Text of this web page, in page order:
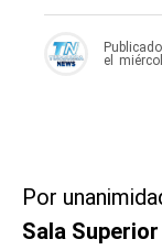
el
Por
Sala